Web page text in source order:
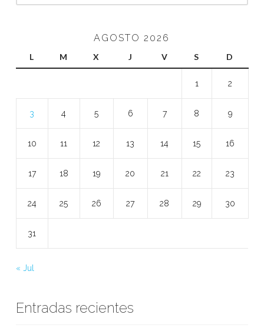
AGOSTO 2026
L M X J V S D
1 2
3 4 5 6 7 8 9
10 11 12 13 14 15 16
17 18 19 20 21 22 23
24 25 26 27 28 29 30
31
« Jul
Entradas recientes